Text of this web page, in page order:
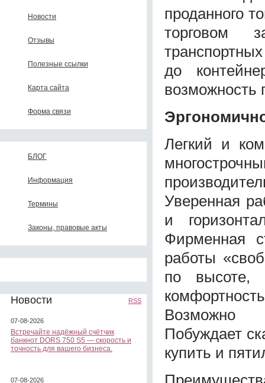
Новости
Отзывы
Полезные ссылки
Карта сайта
Форма связи
БЛОГ
Информация
Термины
Законы, правовые акты
Новости RSS
07-08-2026
Встречайте надёжный счётчик
банкнот DORS 750 S5 — скорость и
точность для вашего бизнеса.
07-08-2026
проданного
торговом
до
возможность
Легкий и
Уверенная
и
Фирменная
работы
по высоте,
Возможно
Побуждает
купить и